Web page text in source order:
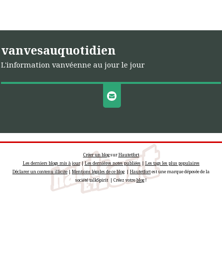
vanvesauquotidien
L'information vanvéenne au jour le jour
Créer un blogsurHautetfort
Les derniers blogs mis à jour|Les dernières notes publiées |Les tags les plus populaires
Déclarer un contenu illicite|Mentions légales de ce blog| Hautetfortest une marque déposée de la
société talkSpirit | Créez votreblog!